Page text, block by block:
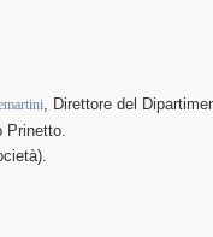
, Direttore del